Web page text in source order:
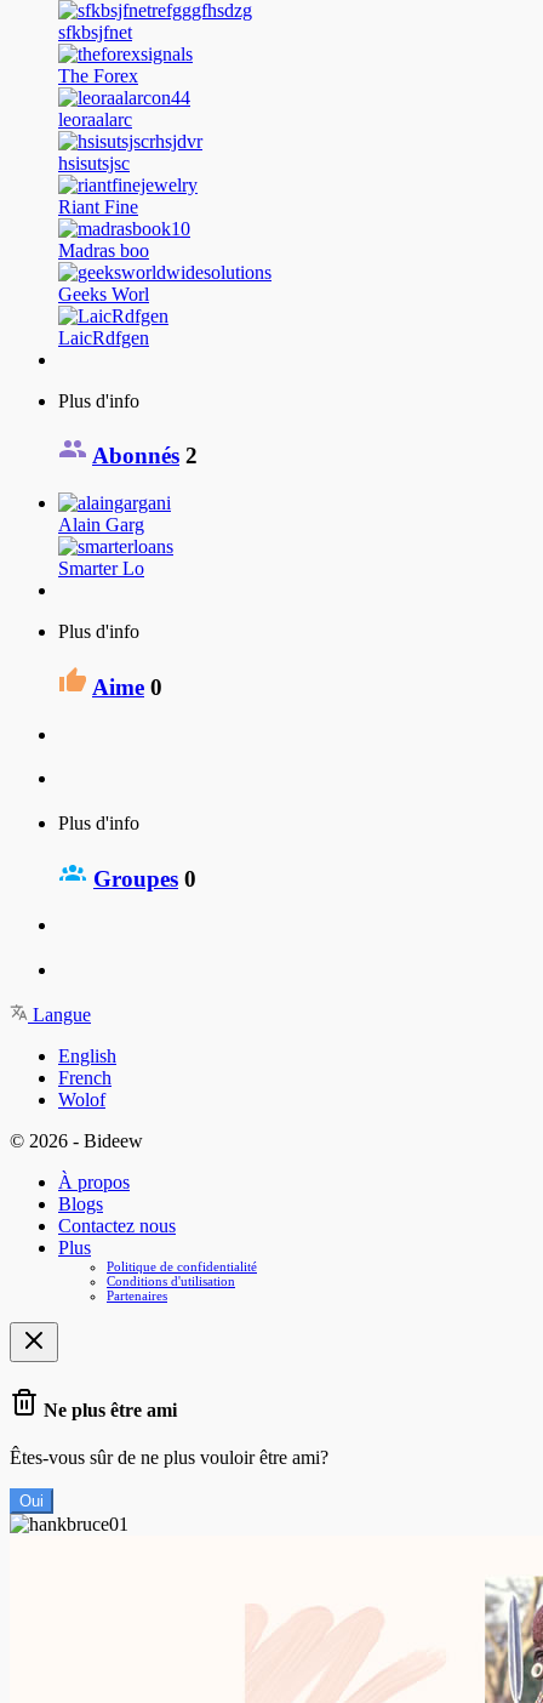
sfkbsjfnet
The Forex
leoraalarc
hsisutsjsc
Riant Fine
Madras boo
Geeks Worl
LaicRdfgen
Plus d'info
Abonnés 2
Alain Garg
Smarter Lo
Plus d'info
Aime 0
Plus d'info
Groupes 0
Langue
English
French
Wolof
© 2026 - Bideew
À propos
Blogs
Contactez nous
Plus
Politique de confidentialité
Conditions d'utilisation
Partenaires
Ne plus être ami
Êtes-vous sûr de ne plus vouloir être ami?
Oui